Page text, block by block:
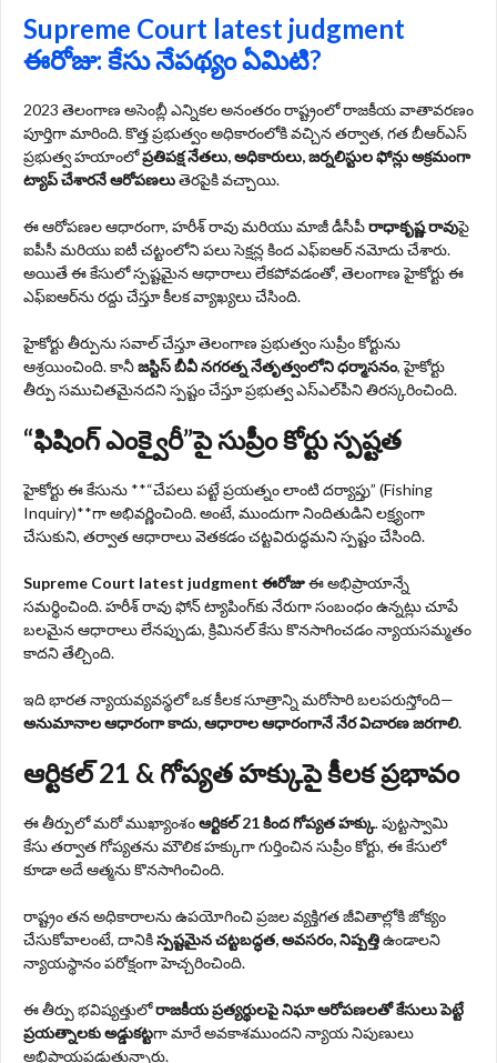
Supreme Court latest judgment
ఈరోజు: కేసు నేపథ్యం ఏమిటి?
2023 తెలంగాణ అసెంబ్లీ ఎన్నికల అనంతరం రాష్ట్రంలో రాజకీయ వాతావరణం
పూర్తిగా మారింది. కొత్త ప్రభుత్వం అధికారంలోకి వచ్చిన తర్వాత, గత బీఆర్ఎస్
ప్రభుత్వ హయాంలోప్రతిపక్ష నేతలు, అధికారులు, జర్నలిస్టుల ఫోన్లు అక్రమంగా
ట్యాప్ చేశారనే ఆరోపణలుతెరపైకి వచ్చాయి.
ఈ ఆరోపణల ఆధారంగా, హరీశ్ రావు మరియు మాజీ డీసీపీరాధాకృష్ణ రావుపై
ఐపీసీ మరియు ఐటీ చట్టంలోని పలు సెక్షన్ల కింద ఎఫ్ఐఆర్ నమోదు చేశారు.
అయితే ఈ కేసులో స్పష్టమైన ఆధారాలు లేకపోవడంతో, తెలంగాణ హైకోర్టు ఈ
ఎఫ్ఐఆర్‌ను రద్దు చేస్తూ కీలక వ్యాఖ్యలు చేసింది.
హైకోర్టు తీర్పును సవాల్ చేస్తూ తెలంగాణ ప్రభుత్వం సుప్రీం కోర్టును
ఆశ్రయించింది. కానీజస్టిస్ బీవీ నగరత్న నేతృత్వంలోని ధర్మాసనం, హైకోర్టు
తీర్పు సముచితమైనదని స్పష్టం చేస్తూ ప్రభుత్వ ఎస్ఎల్‌పీని తిరస్కరించింది.
“ఫిషింగ్ ఎంక్వైరీ”పై సుప్రీం కోర్టు స్పష్టత
హైకోర్టు ఈ కేసును **“చేపలు పట్టే ప్రయత్నం లాంటి దర్యాప్తు” (Fishing
Inquiry)**గా అభివర్ణించింది. అంటే, ముందుగా నిందితుడిని లక్ష్యంగా
చేసుకుని, తర్వాత ఆధారాలు వెతకడం చట్టవిరుద్ధమని స్పష్టం చేసింది.
Supreme Court latest judgment ఈరోజుఈ అభిప్రాయాన్నే
సమర్థించింది. హరీశ్ రావు ఫోన్ ట్యాపింగ్‌కు నేరుగా సంబంధం ఉన్నట్లు చూపే
బలమైన ఆధారాలు లేనప్పుడు, క్రిమినల్ కేసు కొనసాగించడం న్యాయసమ్మతం
కాదని తేల్చింది.
ఇది భారత న్యాయవ్యవస్థలో ఒక కీలక సూత్రాన్ని మరోసారి బలపరుస్తోంది—
అనుమానాల ఆధారంగా కాదు, ఆధారాల ఆధారంగానే నేర విచారణ జరగాలి.
ఆర్టికల్ 21 & గోప్యత హక్కుపై కీలక ప్రభావం
ఈ తీర్పులో మరో ముఖ్యాంశంఆర్టికల్ 21 కింద గోప్యత హక్కు. పుట్టస్వామి
కేసు తర్వాత గోప్యతను మౌలిక హక్కుగా గుర్తించిన సుప్రీం కోర్టు, ఈ కేసులో
కూడా అదే ఆత్మను కొనసాగించింది.
రాష్ట్రం తన అధికారాలను ఉపయోగించి ప్రజల వ్యక్తిగత జీవితాల్లోకి జోక్యం
చేసుకోవాలంటే, దానికిస్పష్టమైన చట్టబద్ధత, అవసరం, నిష్పత్తిఉండాలని
న్యాయస్థానం పరోక్షంగా హెచ్చరించింది.
ఈ తీర్పు భవిష్యత్తులోరాజకీయ ప్రత్యర్థులపై నిఘా ఆరోపణలతో కేసులు పెట్టే
ప్రయత్నాలకు అడ్డుకట్టగా మారే అవకాశముందని న్యాయ నిపుణులు
అభిప్రాయపడుతున్నారు.